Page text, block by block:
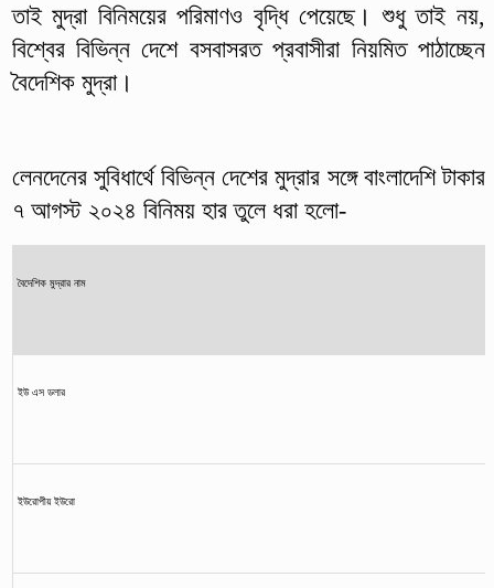
তাই মুদ্রা বিনিময়ের পরিমাণও বৃদ্ধি পেয়েছে। শুধু তাই নয়,
বিশ্বের বিভিন্ন দেশে বসবাসরত প্রবাসীরা নিয়মিত পাঠাচ্ছেন
বৈদেশিক মুদ্রা।
লেনদেনের সুবিধার্থে বিভিন্ন দেশের মুদ্রার সঙ্গে বাংলাদেশি টাকার
৭ আগস্ট ২০২৪ বিনিময় হার তুলে ধরা হলো-
বৈদেশিক মুদ্রার নাম
ইউ এস ডলার
ইউরোপীয় ইউরো